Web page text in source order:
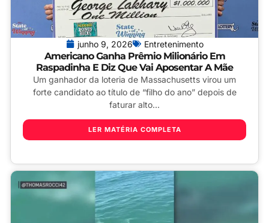
junho 9, 2026 Entretenimento
Americano Ganha Prêmio Milionário Em
Raspadinha E Diz Que Vai Aposentar A Mãe
Um ganhador da loteria de Massachusetts virou um
forte candidato ao título de “filho do ano” depois de
faturar alto...
LER MATÉRIA COMPLETA